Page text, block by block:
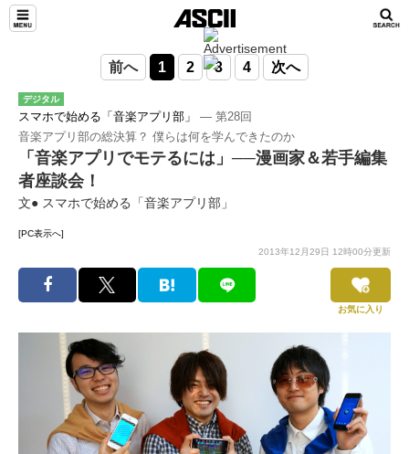
前へ 1 2 3 4 次へ
デジタル
スマホで始める「音楽アプリ部」 ― 第28回
音楽アプリ部の総決算？ 僕らは何を学んできたのか
「音楽アプリでモテるには」──漫画家＆若手編集
者座談会！
文● スマホで始める「音楽アプリ部」
[PC表示へ]
2013年12月29日 12時00分更新
お気に入り